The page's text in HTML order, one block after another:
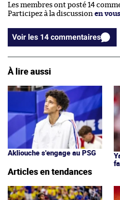
Les membres ont posté 14
Participez à la discussion en
Voir les 14 commentaires
À lire aussi
Akliouche s'engage au PSG
Articles en tendances